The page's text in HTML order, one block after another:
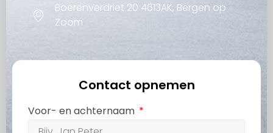
Boerenverdriet 20 4613AK, Bergen op
Zoom
Contact opnemen
Voor- en achternaam